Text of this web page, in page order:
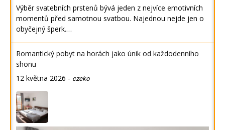
Výběr svatebních prstenů bývá jeden z nejvíce emotivních
momentů před samotnou svatbou. Najednou nejde jen o
obyčejný šperk.…
Romantický pobyt na horách jako únik od každodenního
shonu
12 května 2026 - czeko